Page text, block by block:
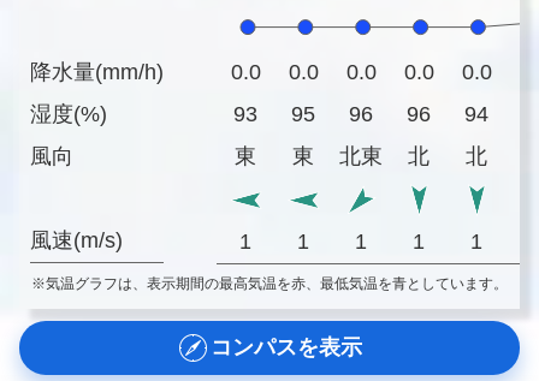
降水量(mm/h)
湿度(%)
風向
風速(m/s)
0.0 0.0 0.0 0.0 0.0
93
95 96 96 94
東
東 北東 北 北
1 1 1 1 1
※気温グラフは、表示期間の最高気温を赤、最低気温を青としています。
コンパスを表示